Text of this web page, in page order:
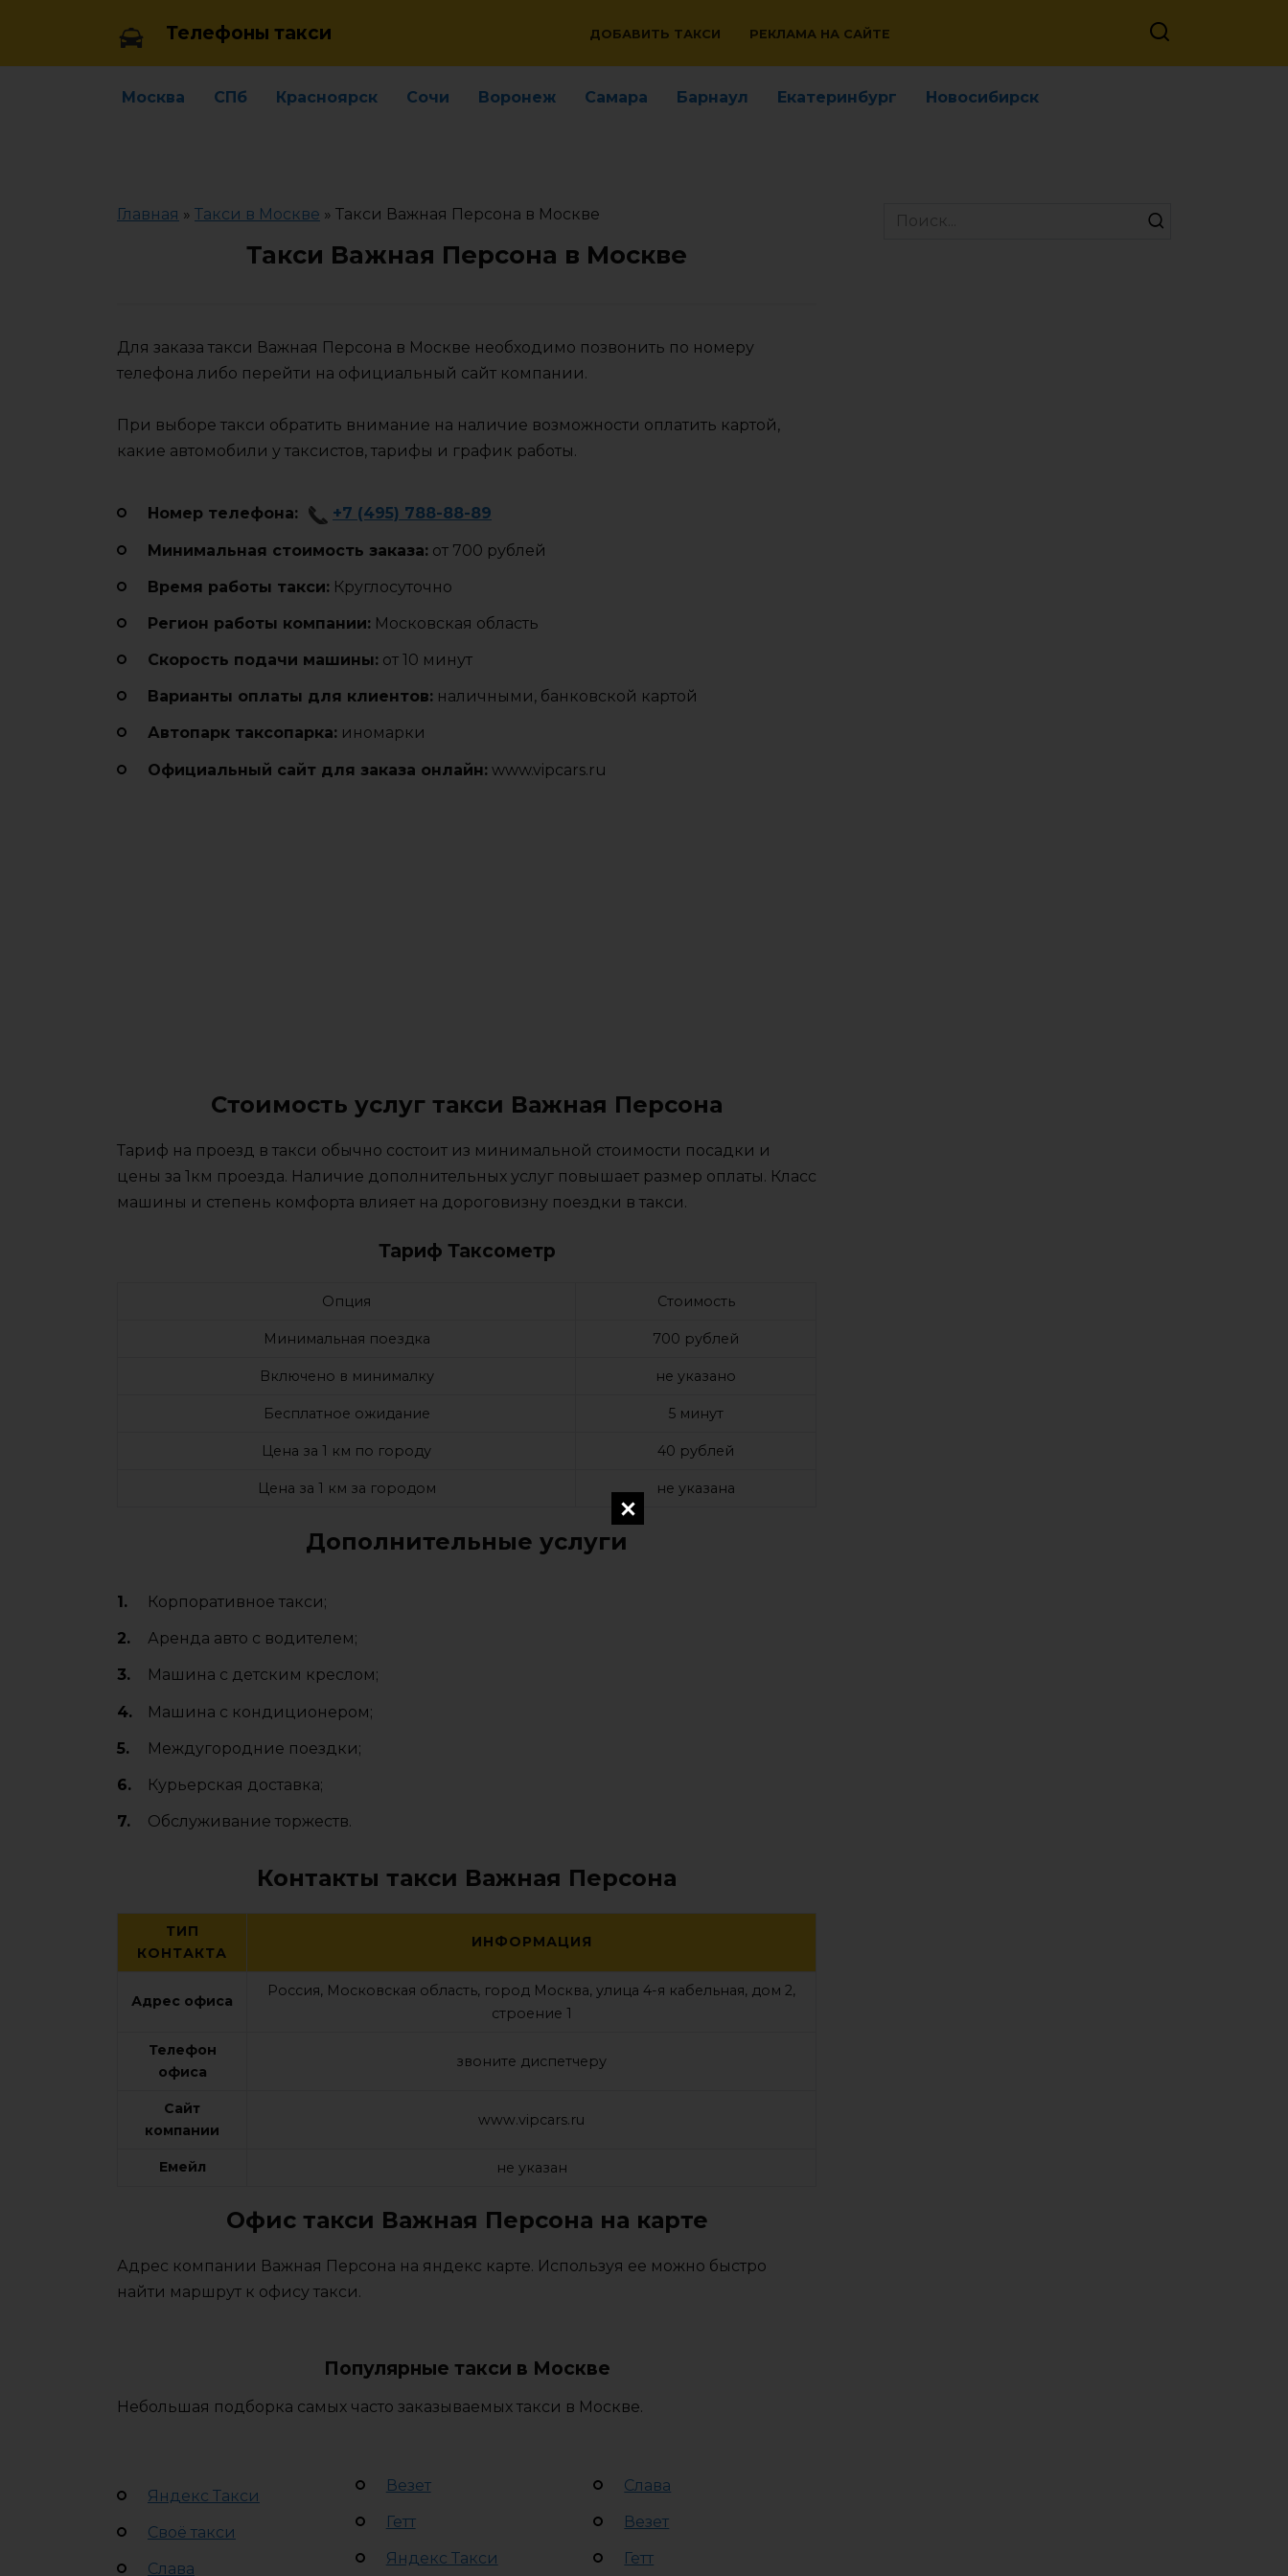
Телефоны такси ДОБАВИТЬ ТАКСИ РЕКЛАМА НА САЙТЕ
Москва СПб Красноярск Сочи Воронеж Самара Барнаул Екатеринбург Новосибирск
Главная » Такси в Москве » Такси Важная Персона в Москве
Такси Важная Персона в Москве
Для заказа такси Важная Персона в Москве необходимо позвонить по номеру
телефона либо перейти на официальный сайт компании.
При выборе такси обратить внимание на наличие возможности оплатить картой,
какие автомобили у таксистов, тарифы и график работы.
Номер телефона: +7 (495) 788-88-89
Минимальная стоимость заказа: от 700 рублей
Время работы такси: Круглосуточно
Регион работы компании: Московская область
Cкорость подачи машины: от 10 минут
Варианты оплаты для клиентов: наличными, банковской картой
Автопарк таксопарка: иномарки
Официальный сайт для заказа онлайн: www.vipcars.ru
Стоимость услуг такси Важная Персона
Тариф на проезд в такси обычно состоит из минимальной стоимости посадки и
цены за 1км проезда. Наличие дополнительных услуг повышает размер оплаты. Класс
машины и степень комфорта влияет на дороговизну поездки в такси.
Тариф Таксометр
Опция Стоимость
Минимальная поездка 700 рублей
Включено в минималку не указано
Бесплатное ожидание 5 минут
Цена за 1 км по городу 40 рублей
Цена за 1 км за городом не указана
Дополнительные услуги
Корпоративное такси;
Аренда авто с водителем;
Машина с детским креслом;
Машина с кондиционером;
Междугородние поездки;
Курьерская доставка;
Обслуживание торжеств.
Контакты такси Важная Персона
ТИП
КОНТАКТА
ИНФОРМАЦИЯ
Адрес офиса
Россия, Московская область, город Москва, улица 4-я кабельная, дом 2,
строение 1
Телефон
офиса
звоните диспетчеру
Сайт
компании
www.vipcars.ru
Емейл не указан
Офис такси Важная Персона на карте
Адрес компании Важная Персона на яндекс карте. Используя ее можно быстро
найти маршрут к офису такси.
Популярные такси в Москве
Небольшая подборка самых часто заказываемых такси в Москве.
Яндекс Такси
Своё такси
Слава
Везет
Гетт
Яндекс Такси
Слава
Везет
Гетт
Search